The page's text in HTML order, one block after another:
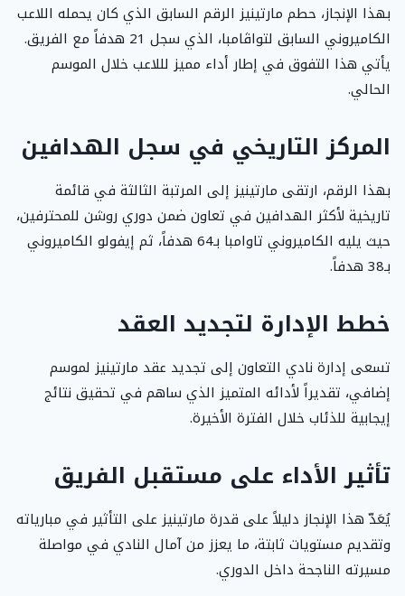
بهذا الإنجاز، حطم مارتينيز الرقم السابق الذي كان يحمله اللاعب
الكاميروني السابق لتواڤامبا، الذي سجل 21 هدفاً مع الفريق.
يأتي هذا التفوق في إطار أداء مميز لللاعب خلال الموسم
الحالي.
المركز التاريخي في سجل الهدافين
بهذا الرقم، ارتقى مارتينيز إلى المرتبة الثالثة في قائمة
تاريخية لأكثر الهدافين في تعاون ضمن دوري روشن للمحترفين،
حيث يليه الكاميروني تاوامبا بـ64 هدفاً، ثم إيفولو الكاميروني
بـ38 هدفاً.
خطط الإدارة لتجديد العقد
تسعى إدارة نادي التعاون إلى تجديد عقد مارتينيز لموسم
إضافي، تقديراً لأدائه المتميز الذي ساهم في تحقيق نتائج
إيجابية للذئاب خلال الفترة الأخيرة.
تأثير الأداء على مستقبل الفريق
يُعَدّ هذا الإنجاز دليلاً على قدرة مارتينيز على التأثير في مبارياته
وتقديم مستويات ثابتة، ما يعزز من آمال النادي في مواصلة
مسيرته الناجحة داخل الدوري.